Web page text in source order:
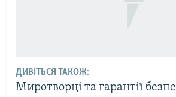
ДИВІТЬСЯ ТАКОЖ:
Миротворці та гарантії